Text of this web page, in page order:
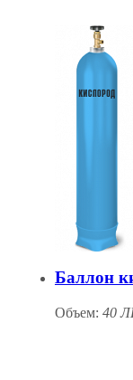
Баллон
Объем: 40